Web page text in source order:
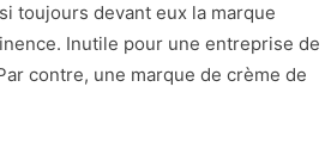
toujours devant eux la marque
Inutile pour une entreprise de
contre, une marque de crème de